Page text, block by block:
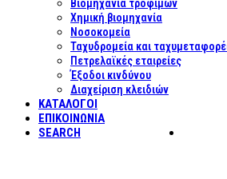
Βιομηχανία τροφίμων
Χημική βιομηχανία
Νοσοκομεία
Ταχυδρομεία και
Πετρελαϊκές εταιρείες
Έξοδοι κινδύνου
Διαχείριση κλειδιών
ΚΑΤΑΛΟΓΟΙ
ΕΠΙΚΟΙΝΩΝΊΑ
SEARCH